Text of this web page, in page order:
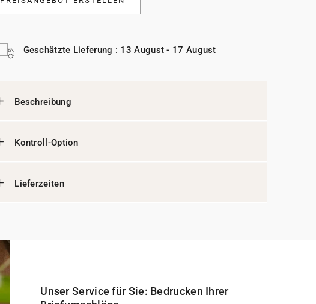
Geschätzte Lieferung : 13 August - 17 August
Beschreibung
Kontroll-Option
Lieferzeiten
Unser Service für Sie: Bedrucken Ihrer